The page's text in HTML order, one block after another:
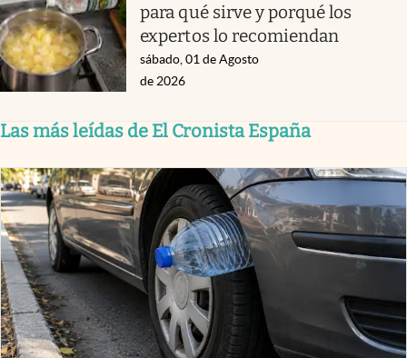
para qué sirve y porqué los
expertos lo recomiendan
sábado, 01 de Agosto
de 2026
Las más leídas de El Cronista España